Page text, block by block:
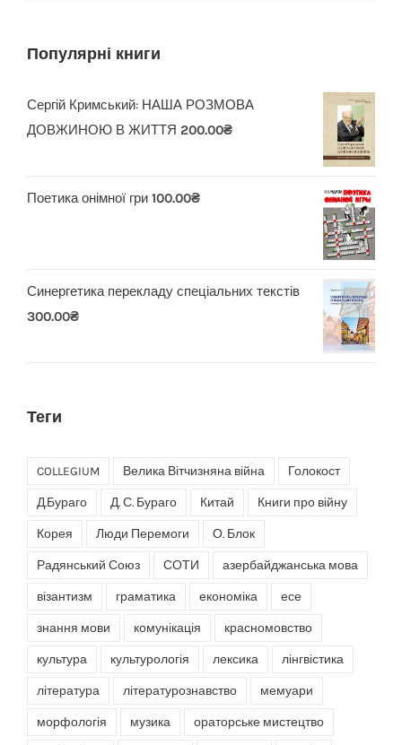
Популярні книги
Сергій Кримський: НАША РОЗМОВА
ДОВЖИНОЮ В ЖИТТЯ 200.00₴
Поетика онімної гри 100.00₴
Синергетика перекладу спеціальних текстів
300.00₴
Теги
COLLEGIUM Велика Вітчизняна війна Голокост
Д.Бураго Д. С. Бураго Китай Книги про війну
Корея Люди Перемоги О. Блок
Радянський Союз СОТИ азербайджанська мова
візантизм граматика економіка есе
знання мови комунікація красномовство
культура культурологія лексика лінгвістика
література літературознавство мемуари
морфологія музика ораторське мистецтво